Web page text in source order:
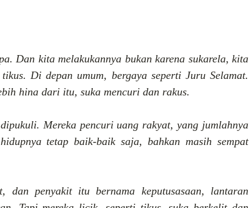
Dan kita melakukannya bukan karena sukarela, kita
Di depan umum, bergaya seperti Juru Selamat.
hina dari itu, suka mencuri dan rakus.
Mereka pencuri uang rakyat, yang jumlahnya
tetap baik-baik saja, bahkan masih sempat
dan penyakit itu bernama keputusasaan, lantaran